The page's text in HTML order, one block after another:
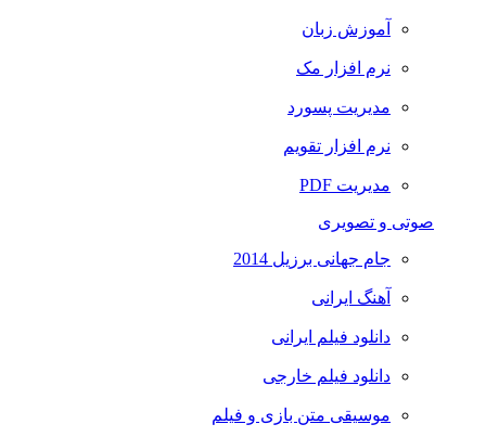
آموزش زبان
نرم افزار مک
مدیریت پسورد
نرم افزار تقویم
مدیریت PDF
صوتی و تصویری
جام جهانی برزیل 2014
آهنگ ایرانی
دانلود فیلم ایرانی
دانلود فیلم خارجی
موسیقی متن بازی و فیلم